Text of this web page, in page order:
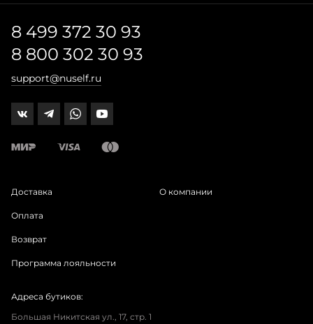
8 499 372 30 93
8 800 302 30 93
support@nuself.ru
Доставка
Оплата
Возврат
Программа лояльности
О компании
Адреса бутиков:
Большая Никитская ул., 17, стр. 1